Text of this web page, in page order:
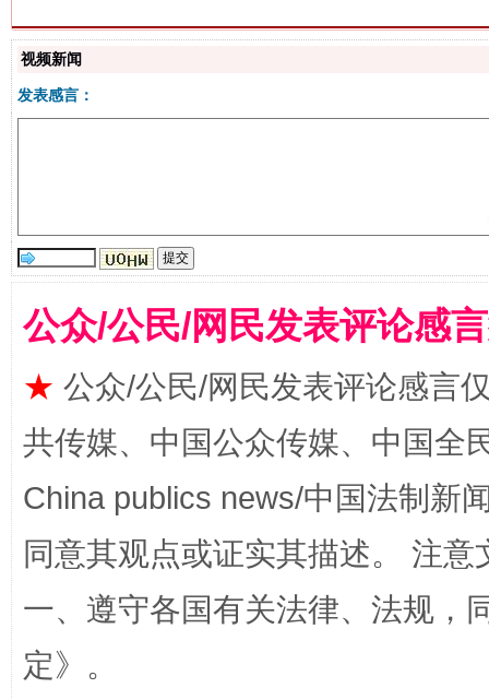
视频新闻
发表感言：
公众/公民/网民发表评论感
★ 公众/公民/网民发表评论感言
共传媒、中国公众传媒、中国全
China publics news/中国法制新
同意其观点或证实其描述。 注
一、遵守各国有关法律、法规，
定》。